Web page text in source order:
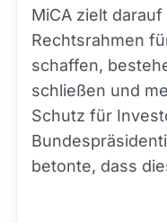
MiCA zielt
Rechtsrahmen
schaffen,
schließen und
Schutz für
betonte, dass